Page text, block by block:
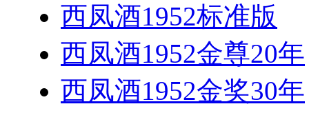
西凤酒1952标准版
西凤酒1952金尊20年
西凤酒1952金奖30年